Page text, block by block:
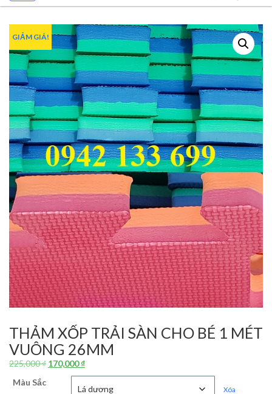
GIẢM GIÁ!
THẢM XỐP TRẢI SÀN CHO BÉ 1 MÉT
VUÔNG 26MM
225,000₫ Giá
170,000₫Giá
hiện
tại
Màu Sắc
Xóa